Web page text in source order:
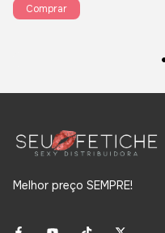
Melhor preço SEMPRE!